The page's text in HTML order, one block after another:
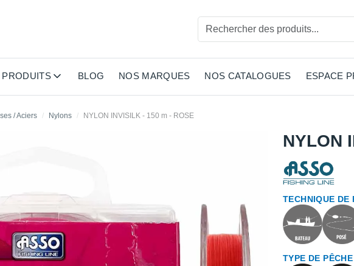
PRODUITS BLOG NOS MARQUES NOS CATALOGUES ESPACE
/ Aciers Nylons NYLON INVISILK - 150 m - ROSE
NYLON
TECHNIQUE DE
TYPE DE PÊCHE